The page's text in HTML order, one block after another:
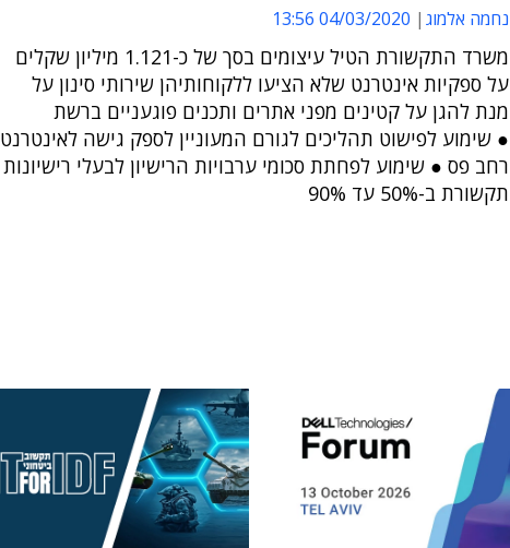
נחמה אלמוג 04/03/2020 13:56
משרד התקשורת הטיל עיצומים בסך של כ-1.121 מיליון שקלים
על ספקיות אינטרנט שלא הציעו ללקוחותיהן שירותי סינון על
מנת להגן על קטינים מפני אתרים ותכנים פוגעניים ברשת
● שימוע לפישוט תהליכים לגורם המעוניין לספק גישה לאינטרנט
רחב פס ● שימוע לפחתת סכומי ערבויות הרישיון לבעלי רישיונות
תקשורת ב-50% עד 90%